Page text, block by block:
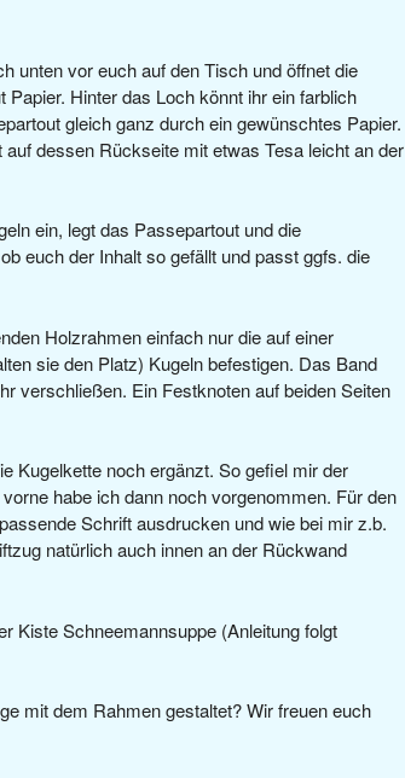
unten vor euch auf den Tisch und öffnet die
Hinter das Loch könnt ihr ein farblich
gleich ganz durch ein gewünschtes Papier.
dessen Rückseite mit etwas Tesa leicht an der
ein, legt das Passepartout und die
euch der Inhalt so gefällt und passt ggfs. die
Holzrahmen einfach nur die auf einer
sie den Platz) Kugeln befestigen. Das Band
verschließen. Ein Festknoten auf beiden Seiten
Kugelkette noch ergänzt. So gefiel mir der
habe ich dann noch vorgenommen. Für den
Schrift ausdrucken und wie bei mir z.b.
natürlich auch innen an der Rückwand
Kiste Schneemannsuppe (Anleitung folgt
mit dem Rahmen gestaltet? Wir freuen euch